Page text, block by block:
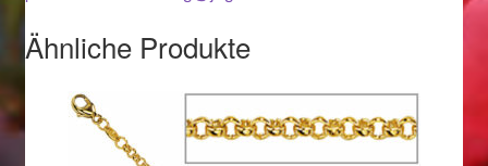
Shop
Startseite
Ähnliche Produkte